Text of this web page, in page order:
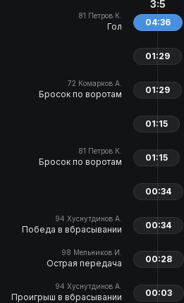
81 Петров К.
Гол
3:5
04:36
01:29
72 Комарков А.
Бросок по воротам 01:29
01:15
81 Петров К.
Бросок по воротам 01:15
00:34
94 Хуснутдинов А.
Победа в вбрасывании 00:34
98 Мельников И.
Острая передача 00:28
94 Хуснутдинов А.
Проигрыш в вбрасывании 00:03